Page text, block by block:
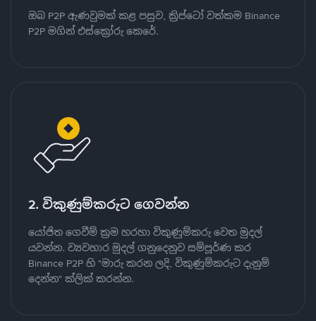
ඔබ P2P ඇණවුමක් කළ පසුව, ක්‍රිප්ටෝ වත්කම Binance
P2P මගින් එස්ක්‍රෝරු කෙරේ.
2. විකුණුම්කරුට ගෙවන්න
යෝජිත ගෙවීම් ක්‍රම හරහා විකුණුම්කරු වෙත මුදල්
යවන්න. ව්‍යවහාර මුදල් ගනුදෙනුව සම්පූර්ණ කර
Binance P2P හි "මාරු කරන ලදි, විකුණුම්කරුට දැනුම්
දෙන්න" ක්ලික් කරන්න.